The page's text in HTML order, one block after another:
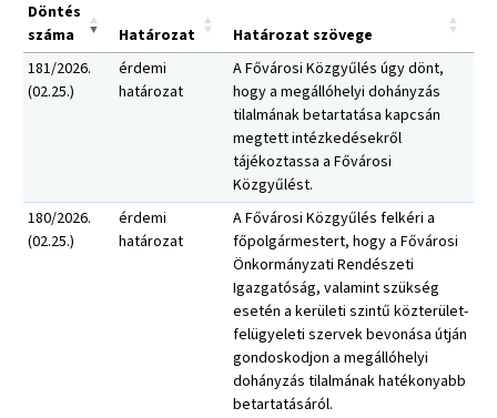
Döntés
száma
Határozat
Határozat szövege
181/2026.
(02.25.)
érdemi
határozat
A Fővárosi Közgyűlés úgy dönt,
hogy a megállóhelyi dohányzás
tilalmának betartatása kapcsán
megtett intézkedésekről
tájékoztassa a Fővárosi
Közgyűlést.
180/2026.
(02.25.)
érdemi
határozat
A Fővárosi Közgyűlés felkéri a
főpolgármestert, hogy a Fővárosi
Önkormányzati Rendészeti
Igazgatóság, valamint szükség
esetén a kerületi szintű közterület-
felügyeleti szervek bevonása útján
gondoskodjon a megállóhelyi
dohányzás tilalmának hatékonyabb
betartatásáról.